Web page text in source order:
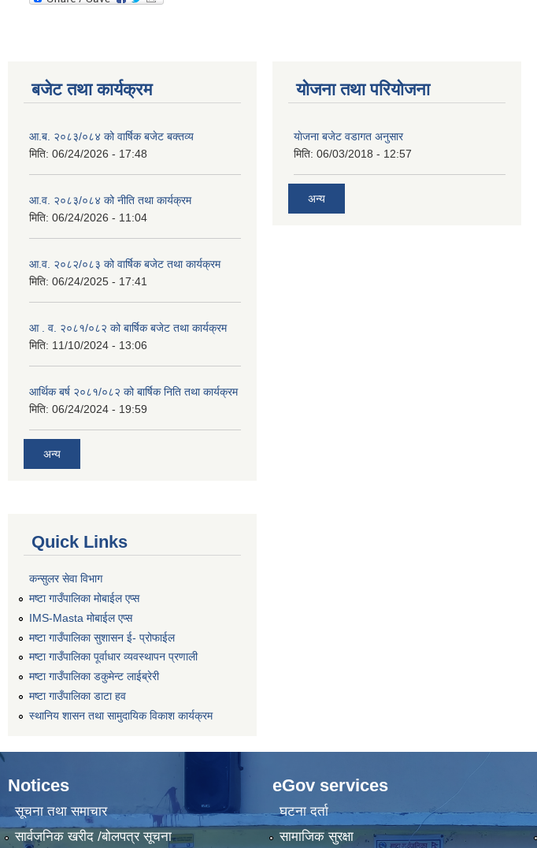
बजेट तथा कार्यक्रम
आ.ब. २०८३/०८४ को वार्षिक बजेट बक्तव्य
मिति: 06/24/2026 - 17:48
आ.व. २०८३/०८४ को नीति तथा कार्यक्रम
मिति: 06/24/2026 - 11:04
आ.व. २०८२/०८३ को वार्षिक बजेट तथा कार्यक्रम
मिति: 06/24/2025 - 17:41
आ . व. २०८१/०८२ को बार्षिक बजेट तथा कार्यक्रम
मिति: 11/10/2024 - 13:06
आर्थिक बर्ष २०८१/०८२ को बार्षिक निति तथा कार्यक्रम
मिति: 06/24/2024 - 19:59
अन्य
योजना तथा परियोजना
याेजना बजेट वडागत अनुसार
मिति: 06/03/2018 - 12:57
अन्य
Quick Links
कन्सुलर सेवा विभाग
मष्टा गाउँपालिका मोबाईल एप्स
IMS-Masta मोबाईल एप्स
मष्टा गाउँपालिका सुशासन ई- प्रोफाईल
मष्टा गाउँपालिका पूर्वाधार व्यवस्थापन प्रणाली
मष्टा गाउँपालिका डकुमेन्ट लाईब्रेरी
मष्टा गाउँपालिका डाटा हव
स्थानिय शासन तथा सामुदायिक विकाश कार्यक्रम
Notices
सूचना तथा समाचार
सार्वजनिक खरीद /बोलपत्र सूचना
eGov services
घटना दर्ता
सामाजिक सुरक्षा